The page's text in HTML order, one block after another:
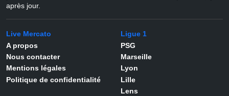
après jour.
Live Mercato
A propos
Nous contacter
Mentions légales
Politique de confidentialité
Ligue 1
PSG
Marseille
Lyon
Lille
Lens